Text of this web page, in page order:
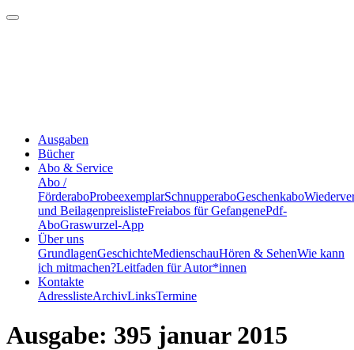
Ausgaben
Bücher
Abo & Service
Abo /
FörderaboProbeexemplarSchnupperaboGeschenkabo
und BeilagenpreislisteFreiabos für GefangenePdf-
AboGraswurzel-App
Über uns
GrundlagenGeschichteMedienschauHören & SehenWie kann
ich mitmachen?Leitfaden für Autor*innen
Kontakte
AdresslisteArchivLinksTermine
Ausgabe: 395 januar 2015